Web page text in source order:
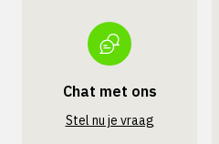
Chat met ons
Stel nu je vraag